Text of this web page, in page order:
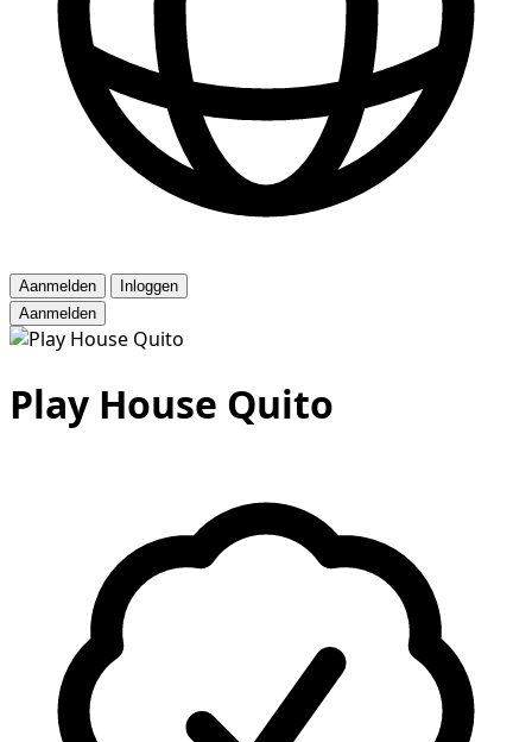
Aanmelden
Inloggen
Aanmelden
Play House Quito